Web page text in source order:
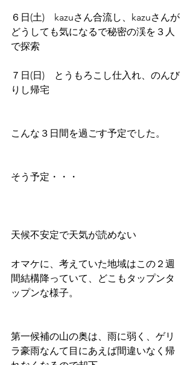
６日(土)　kazuさん合流し、kazuさんが
どうしても気になるで秘密の渓を３人
で探索
７日(日)　とうもろこし仕入れ、のんび
りし帰宅
こんな３日間を過ごす予定でした。
そう予定・・・
天候不安定で天気が読めない
オマケに、考えていた地域はこの２週
間結構降っていて、どこもタップンタ
ップンな様子。
第一候補の山の奥は、雨に弱く、ゲリ
ラ豪雨なんて目にあえば間違いなく帰